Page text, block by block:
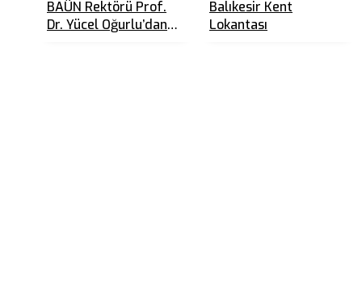
BAÜN Rektörü Prof.
Dr. Yücel Oğurlu’dan
Balıkesir Kent
Lokantası